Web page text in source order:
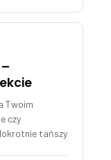
Twoim
czy
tańszy